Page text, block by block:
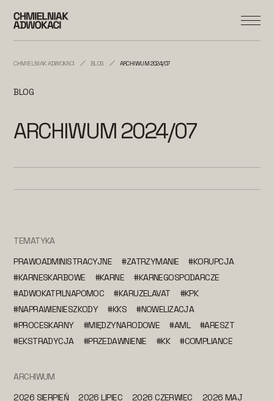
CHMIELNIAK ADWOKACI BLOG ARCHIWUM 2024/07
BLOG
ARCHIWUM 2024/07
TEMATYKA
PRAWOADMINISTRACYJNE
#ZATRZYMANIE
#KORUPCJA
#KARNESKARBOWE
#KARNE
#KARNEGOSPODARCZE
#ADWOKATPILNAPOMOC
#KARUZELAVAT
#KPK
#NAPRAWIENIESZKODY
#KKS
#NOWELIZACJA
#PROCESKARNY
#MIĘDZYNARODOWE #AML
#ARESZT
#EKSTRADYCJA
#PRZEDAWNIENIE #KK #COMPLIANCE
ARCHIWUM
2026 SIERPIEŃ
2026 LIPIEC 2026 CZERWIEC
2026 MAJ